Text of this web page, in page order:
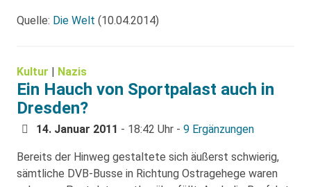
Quelle: Die Welt (10.04.2014)
Kultur | Nazis
Ein Hauch von Sportpalast auch in
Dresden?
14. Januar 2011 - 18:42 Uhr - 9 Ergänzungen
Bereits der Hinweg gestaltete sich äußerst schwierig,
sämtliche DVB-Busse in Richtung Ostragehege waren